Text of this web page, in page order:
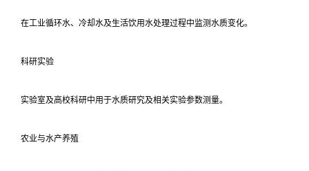
在工业循环水、冷却水及生活饮用水处理过程中监测水质变化。
科研实验
实验室及高校科研中用于水质研究及相关实验参数测量。
农业与水产养殖